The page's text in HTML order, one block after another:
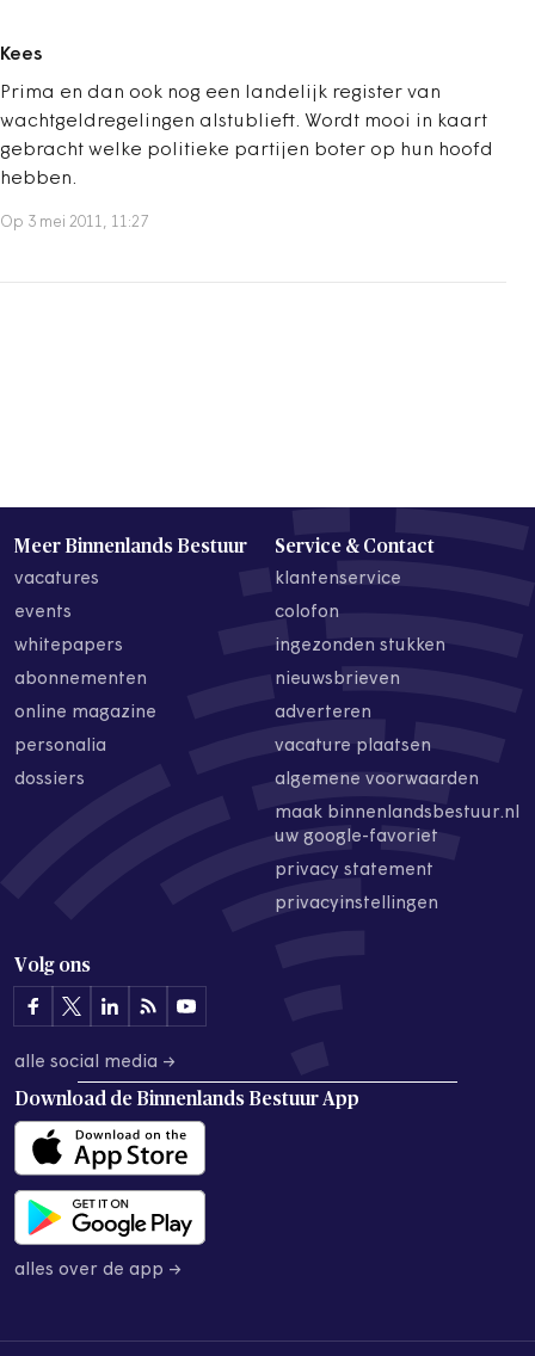
Kees
Prima en dan ook nog een landelijk register van
wachtgeldregelingen alstublieft. Wordt mooi in kaart
gebracht welke politieke partijen boter op hun hoofd
hebben.
Op 3 mei 2011, 11:27
Meer Binnenlands Bestuur
vacatures
events
whitepapers
abonnementen
online magazine
personalia
dossiers
Service & Contact
klantenservice
colofon
ingezonden stukken
nieuwsbrieven
adverteren
vacature plaatsen
algemene voorwaarden
maak binnenlandsbestuur.nl
uw google-favoriet
privacy statement
privacyinstellingen
Volg ons
alle social media →
Download de Binnenlands Bestuur App
alles over de app →